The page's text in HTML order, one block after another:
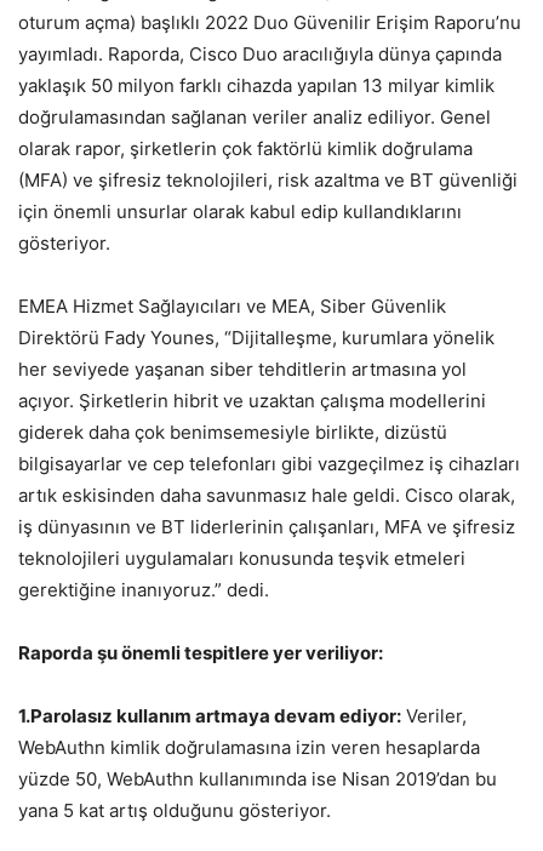
oturum açma) başlıklı 2022 Duo Güvenilir Erişim Raporu’nu
yayımladı. Raporda, Cisco Duo aracılığıyla dünya çapında
yaklaşık 50 milyon farklı cihazda yapılan 13 milyar kimlik
doğrulamasından sağlanan veriler analiz ediliyor. Genel
olarak rapor, şirketlerin çok faktörlü kimlik doğrulama
(MFA) ve şifresiz teknolojileri, risk azaltma ve BT güvenliği
için önemli unsurlar olarak kabul edip kullandıklarını
gösteriyor.
EMEA Hizmet Sağlayıcıları ve MEA, Siber Güvenlik
Direktörü Fady Younes, “Dijitalleşme, kurumlara yönelik
her seviyede yaşanan siber tehditlerin artmasına yol
açıyor. Şirketlerin hibrit ve uzaktan çalışma modellerini
giderek daha çok benimsemesiyle birlikte, dizüstü
bilgisayarlar ve cep telefonları gibi vazgeçilmez iş cihazları
artık eskisinden daha savunmasız hale geldi. Cisco olarak,
iş dünyasının ve BT liderlerinin çalışanları, MFA ve şifresiz
teknolojileri uygulamaları konusunda teşvik etmeleri
gerektiğine inanıyoruz.” dedi.
Raporda şu önemli tespitlere yer veriliyor:
1.Parolasız kullanım artmaya devam ediyor: Veriler,
WebAuthn kimlik doğrulamasına izin veren hesaplarda
yüzde 50, WebAuthn kullanımında ise Nisan 2019’dan bu
yana 5 kat artış olduğunu gösteriyor.